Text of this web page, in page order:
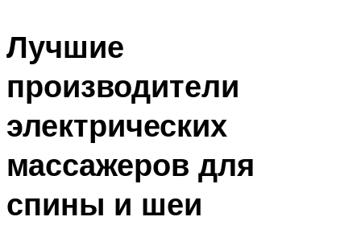
Лучшие
производители
электрических
массажеров для
спины и шеи